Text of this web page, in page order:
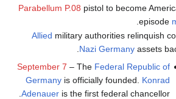
Parabellum P.08 pistol to become
episode
.
Allied military authorities relinquish
Nazi Germany assets
September 7 – The Federal Republic of
Germany is officially founded. Konrad
Adenauer is the first federal chancellor.